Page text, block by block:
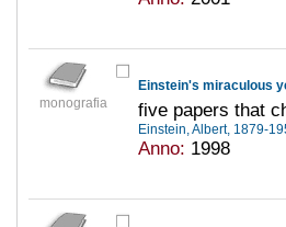
monografia
Einstein's miraculous
five papers that
Einstein, Albert, 1879-
Anno: 1998